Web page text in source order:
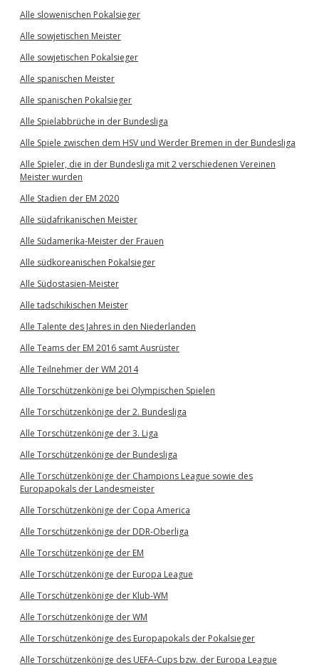
Alle slowenischen Pokalsieger
Alle sowjetischen Meister
Alle sowjetischen Pokalsieger
Alle spanischen Meister
Alle spanischen Pokalsieger
Alle Spielabbrüche in der Bundesliga
Alle Spiele zwischen dem HSV und Werder Bremen in der Bundesliga
Alle Spieler, die in der Bundesliga mit 2 verschiedenen Vereinen
Meister wurden
Alle Stadien der EM 2020
Alle südafrikanischen Meister
Alle Südamerika-Meister der Frauen
Alle südkoreanischen Pokalsieger
Alle Südostasien-Meister
Alle tadschikischen Meister
Alle Talente des Jahres in den Niederlanden
Alle Teams der EM 2016 samt Ausrüster
Alle Teilnehmer der WM 2014
Alle Torschützenkönige bei Olympischen Spielen
Alle Torschützenkönige der 2. Bundesliga
Alle Torschützenkönige der 3. Liga
Alle Torschützenkönige der Bundesliga
Alle Torschützenkönige der Champions League sowie des
Europapokals der Landesmeister
Alle Torschützenkönige der Copa America
Alle Torschützenkönige der DDR-Oberliga
Alle Torschützenkönige der EM
Alle Torschützenkönige der Europa League
Alle Torschützenkönige der Klub-WM
Alle Torschützenkönige der WM
Alle Torschützenkönige des Europapokals der Pokalsieger
Alle Torschützenkönige des UEFA-Cups bzw. der Europa League